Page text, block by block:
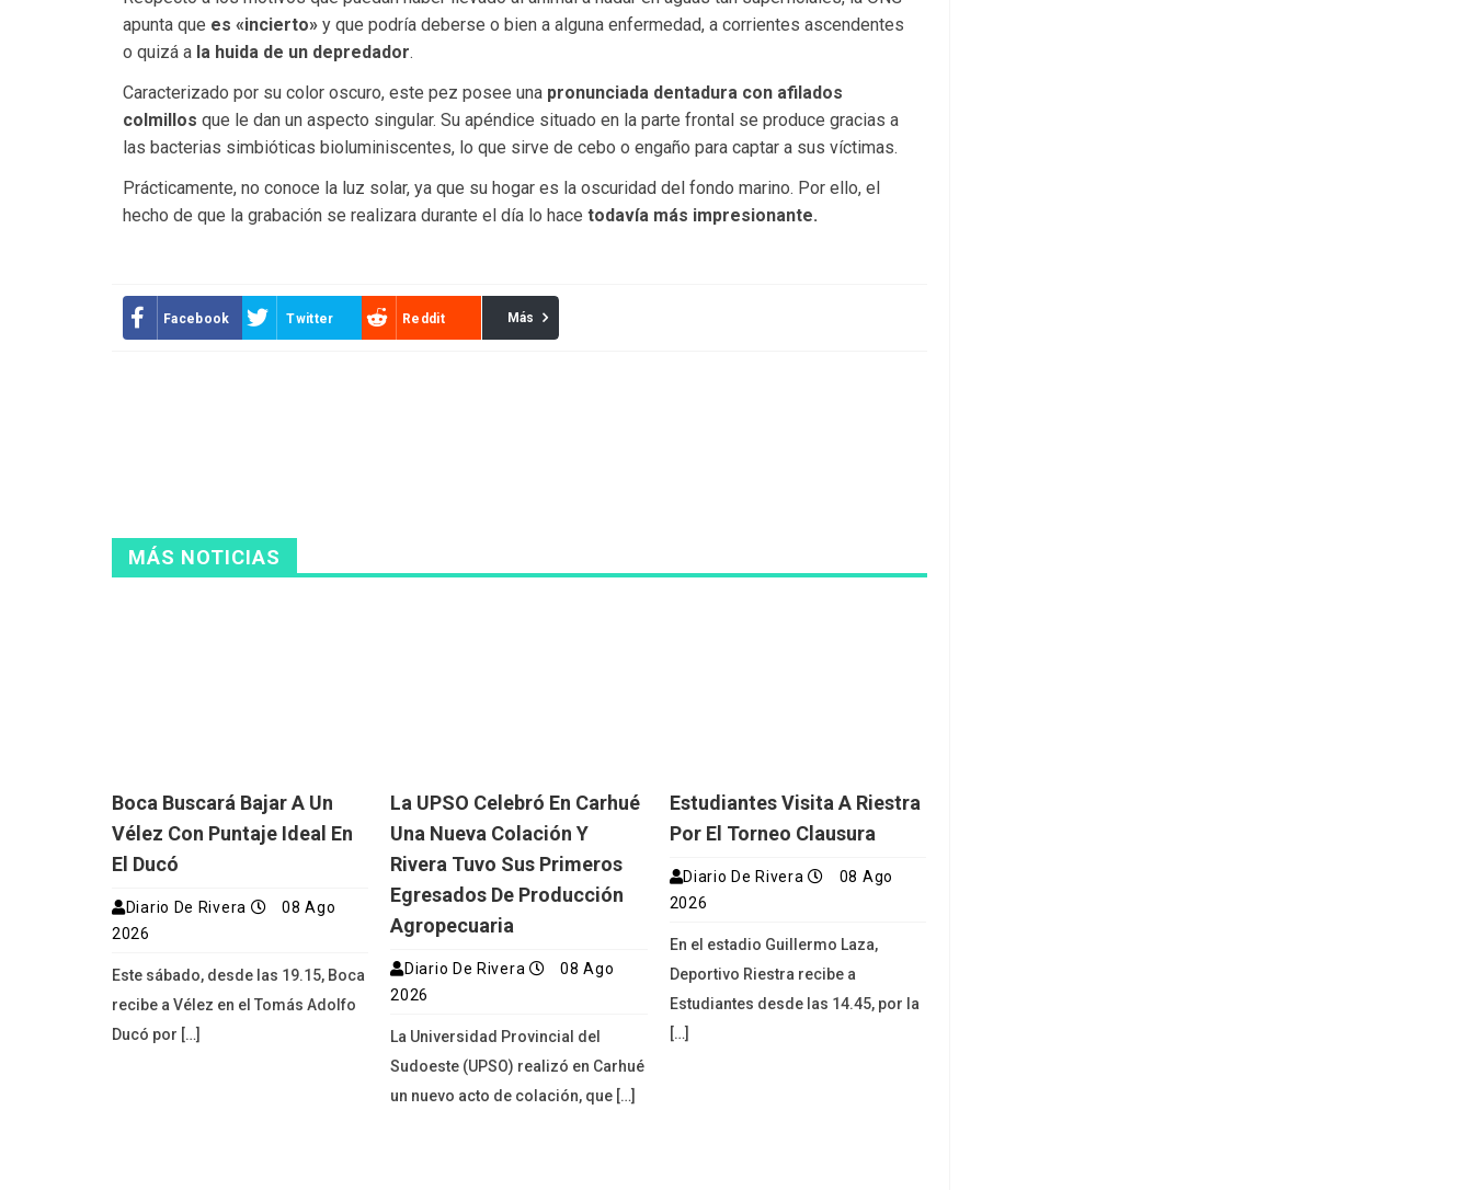
apunta que es «incierto» y que podría deberse o bien a alguna enfermedad, a corrientes ascendentes
o quizá a la huida de un depredador.
Caracterizado por su color oscuro, este pez posee una pronunciada dentadura con afilados
colmillos que le dan un aspecto singular. Su apéndice situado en la parte frontal se produce gracias a
las bacterias simbióticas bioluminiscentes, lo que sirve de cebo o engaño para captar a sus víctimas.
Prácticamente, no conoce la luz solar, ya que su hogar es la oscuridad del fondo marino. Por ello, el
hecho de que la grabación se realizara durante el día lo hace todavía más impresionante.
Facebook Twitter Reddit Más
MÁS NOTICIAS
Boca Buscará Bajar A Un
Vélez Con Puntaje Ideal En
El Ducó
Diario De Rivera
08 Ago
2026
Este sábado, desde las 19.15, Boca
recibe a Vélez en el Tomás Adolfo
Ducó por […]
La UPSO Celebró En Carhué
Una Nueva Colación Y
Rivera Tuvo Sus Primeros
Egresados De Producción
Agropecuaria
Diario De Rivera
08 Ago
2026
La Universidad Provincial del
Sudoeste (UPSO) realizó en Carhué
un nuevo acto de colación, que […]
Estudiantes Visita A Riestra
Por El Torneo Clausura
Diario De Rivera
08 Ago
2026
En el estadio Guillermo Laza,
Deportivo Riestra recibe a
Estudiantes desde las 14.45, por la
[…]